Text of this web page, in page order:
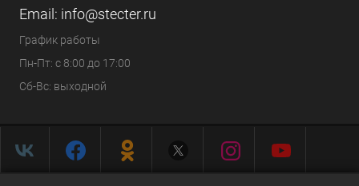
Email: info@stecter.ru
График работы
Пн-Пт: с 8:00 до 17:00
Сб-Вс: выходной